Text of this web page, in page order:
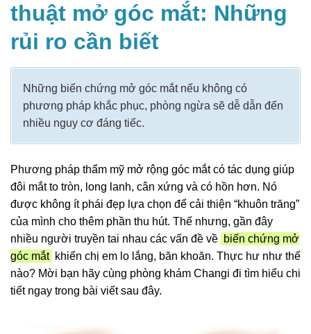
thuật mở góc mắt: Những
rủi ro cần biết
Những biến chứng mở góc mắt nếu không có
phương pháp khắc phục, phòng ngừa sẽ dễ dẫn đến
nhiều nguy cơ đáng tiếc.
Phương pháp thẩm mỹ mở rộng góc mắt có tác dụng giúp
đôi mắt to tròn, long lanh, cân xứng và có hồn hơn. Nó
được không ít phái đẹp lựa chọn để cải thiện “khuôn trăng”
của mình cho thêm phần thu hút. Thế nhưng, gần đây
nhiều người truyền tai nhau các vấn đề về biến chứng mở
góc mắt khiến chị em lo lắng, băn khoăn. Thực hư như thế
nào? Mời bạn hãy cùng phòng khám Changi đi tìm hiểu chi
tiết ngay trong bài viết sau đây.